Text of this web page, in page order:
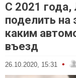
С 2021 года,
поделить на
каким
въезд
26.10.2020, 15:31 •